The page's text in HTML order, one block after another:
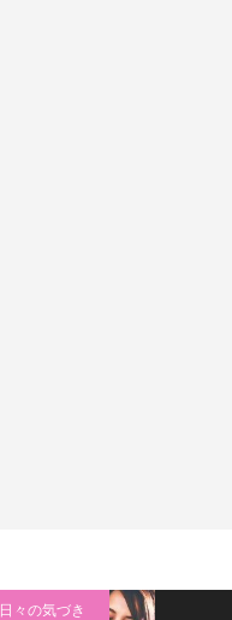
日々の気づき